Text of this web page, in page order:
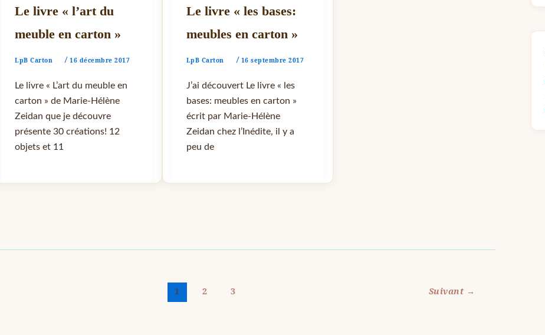
Le livre « l’art du
meuble en carton »
LpB Carton / 16 décembre 2017
Le livre « L’art du meuble en
carton » de Marie-Hélène
Zeidan que je découvre
présente 30 créations! 12
objets et 11
Le livre « les bases:
meubles en carton »
LpB Carton / 16 septembre 2017
J’ai découvert Le livre « les
bases: meubles en carton »
écrit par Marie-Hélène
Zeidan chez l’Inédite, il y a
peu de
1 2 3 Suivant →